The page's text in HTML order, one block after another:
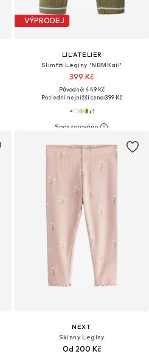
VÝPRODEJ
LIL'ATELIER
Slimfit Legíny 'NBMKail'
399 Kč
Původně: 449 Kč
Poslední nejnižší cena:399 Kč
+1
NEXT
Skinny Legíny
Od 200 Kč